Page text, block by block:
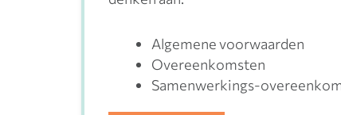
Algemene voorwaarden
Overeenkomsten
Samenwerkings-